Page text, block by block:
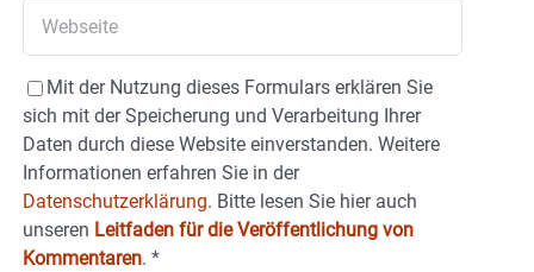
Mit der Nutzung dieses Formulars erklären Sie
sich mit der Speicherung und Verarbeitung Ihrer
Daten durch diese Website einverstanden. Weitere
Informationen erfahren Sie in der
Datenschutzerklärung. Bitte lesen Sie hier auch
unseren Leitfaden für die Veröffentlichung von
Kommentaren. *